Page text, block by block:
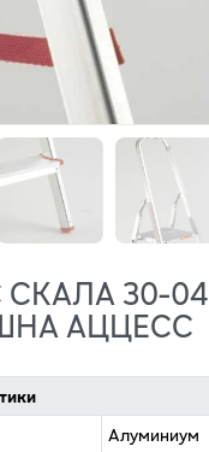
30-04
АЦЦЕСС
Алуминиум